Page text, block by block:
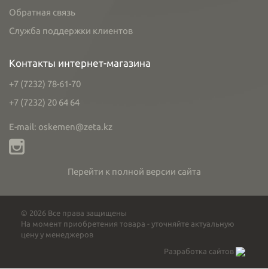
Обратная связь
Служба поддержки клиентов
Контакты интернет-магазина
+7 (7232) 78-61-70
+7 (7232) 20 64 64
E-mail: oskemen@zeta.kz
Перейти к полной версии сайта
© 2026 Все права защищены
На момент приобретения товара - уточняйте актуальную
цену у менеджеров
Разработка сайтов